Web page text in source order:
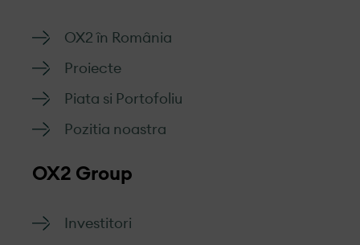
OX2 în România
Proiecte
Piata si Portofoliu
Pozitia noastra
OX2 Group
Investitori